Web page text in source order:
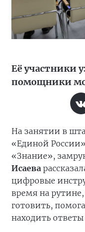
Её участники
помощники
На занятии в
«Единой
«Знание»,
Исаева
цифровые
время на
готовить,
находить